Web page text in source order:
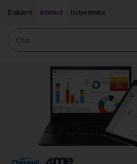
Eraklient
Äriklient Iseteenindus